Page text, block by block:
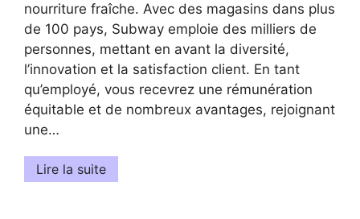
nourriture fraîche. Avec des magasins dans plus
de 100 pays, Subway emploie des milliers de
personnes, mettant en avant la diversité,
l’innovation et la satisfaction client. En tant
qu’employé, vous recevrez une rémunération
équitable et de nombreux avantages, rejoignant
une…
Lire la suite